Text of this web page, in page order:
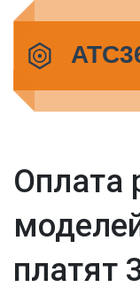
Оплата
платят